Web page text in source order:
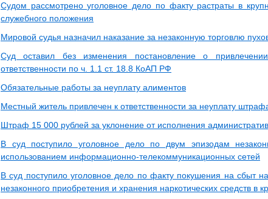
Судом рассмотрено уголовное дело по факту растраты в
служебного положения
Мировой судья назначил наказание за незаконную торговлю
Суд оставил без изменения постановление о
ответственности по ч. 1.1 ст. 18.8 КоАП РФ
Обязательные работы за неуплату алиментов
Местный житель привлечен к ответственности за неуплату
Штраф 15 000 рублей за уклонение от исполнения
В суд поступило уголовное дело по двум эпизодам
использованием информационно-телекоммуникационных сетей
В суд поступило уголовное дело по факту покушения на сбыт
незаконного приобретения и хранения наркотических средств в